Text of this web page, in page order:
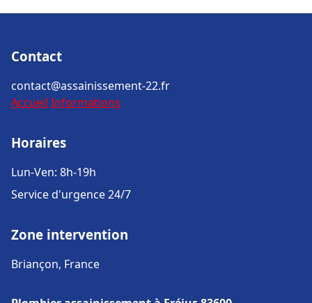
Contact
contact@assainissement-22.fr
Accueil Informations
Horaires
Lun-Ven: 8h-19h
Service d'urgence 24/7
Zone intervention
Briançon, France